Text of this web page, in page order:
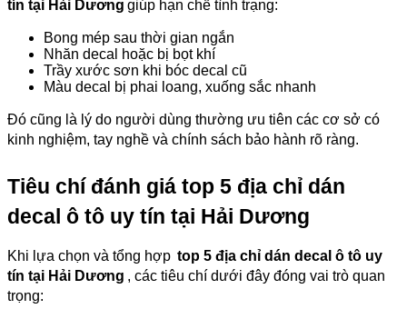
tín tại Hải Dương giúp hạn chế tình trạng:
Bong mép sau thời gian ngắn
Nhăn decal hoặc bị bọt khí
Trầy xước sơn khi bóc decal cũ
Màu decal bị phai loang, xuống sắc nhanh
Đó cũng là lý do người dùng thường ưu tiên các cơ sở có
kinh nghiệm, tay nghề và chính sách bảo hành rõ ràng.
Tiêu chí đánh giá top 5 địa chỉ dán
decal ô tô uy tín tại Hải Dương
Khi lựa chọn và tổng hợp top 5 địa chỉ dán decal ô tô uy
tín tại Hải Dương , các tiêu chí dưới đây đóng vai trò quan
trọng: